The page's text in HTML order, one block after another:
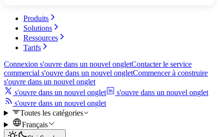
Produits
Solutions
Ressources
Tarifs
Connexion s'ouvre dans un nouvel ongletContacter le service
commercial s'ouvre dans un nouvel ongletCommencer à construire
s'ouvre dans un nouvel onglet
s'ouvre dans un nouvel onglet
s'ouvre dans un nouvel onglet
s'ouvre dans un nouvel onglet
Toutes les catégories
Français